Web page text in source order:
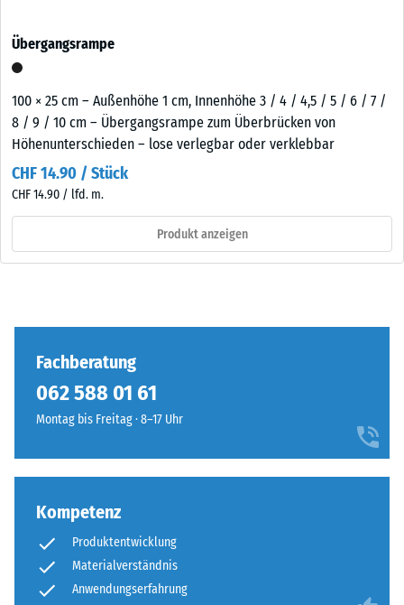
Übergangsrampe
100 × 25 cm – Außenhöhe 1 cm, Innenhöhe 3 / 4 / 4,5 / 5 / 6 / 7 /
8 / 9 / 10 cm – Übergangsrampe zum Überbrücken von
Höhenunterschieden – lose verlegbar oder verklebbar
CHF 14.90 / Stück
CHF 14.90 / lfd. m.
Produkt anzeigen
Fachberatung
062 588 01 61
Montag bis Freitag · 8–17 Uhr
Kompetenz
Produktentwicklung
Materialverständnis
Anwendungserfahrung